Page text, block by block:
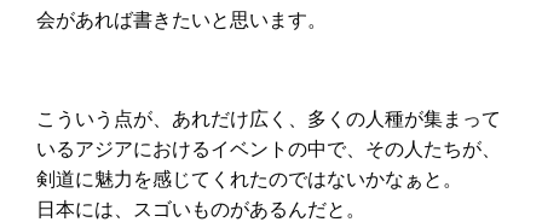
会があれば書きたいと思います。
こういう点が、あれだけ広く、多くの人種が集まって
いるアジアにおけるイベントの中で、その人たちが、
剣道に魅力を感じてくれたのではないかなぁと。
日本には、スゴいものがあるんだと。